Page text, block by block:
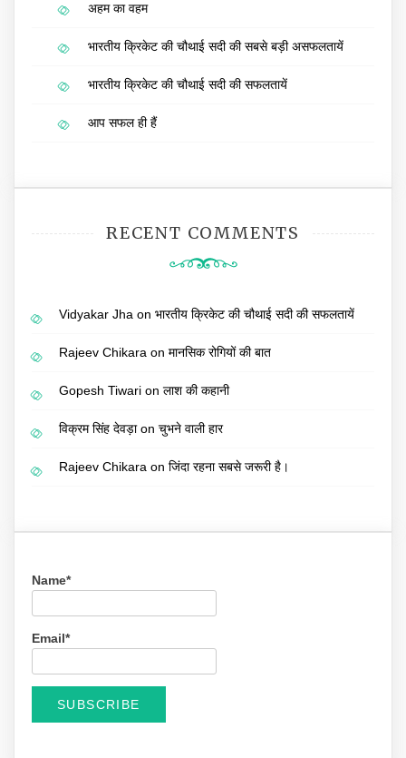
अहम का वहम
भारतीय क्रिकेट की चौथाई सदी की सबसे बड़ी असफलतायें
भारतीय क्रिकेट की चौथाई सदी की सफलतायें
आप सफल ही हैं
RECENT COMMENTS
Vidyakar Jha on भारतीय क्रिकेट की चौथाई सदी की सफलतायें
Rajeev Chikara on मानसिक रोगियों की बात
Gopesh Tiwari on लाश की कहानी
विक्रम सिंह देवड़ाon चुभने वाली हार
Rajeev Chikara on जिंदा रहना सबसे जरूरी है।
Name*
Email*